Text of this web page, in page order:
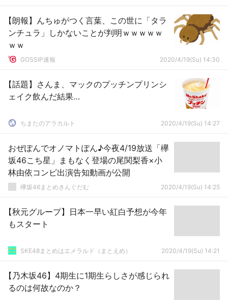
【朗報】んちゅがつく言葉、この世に「タラ
ンチュラ」しかないことが判明ｗｗｗｗｗ
ｗｗ
GOSSIP速報 2020/4/19(Su) 14:30
【話題】さんま、マックのプッチンプリンシ
ェイク飲んだ結果…
ちまたのアラカルト 2020/4/19(Su) 14:27
おぜぽんでオノマトぽん♪今夜4/19放送「欅
坂46こち星」まもなく登場の尾関梨香×小
林由依コンビ出演告知動画が公開
欅坂46まとめきんぐだむ 2020/4/19(Su) 14:25
【秋元グループ】日本一早い紅白予想が今年
もスタート
SKE48まとめはエメラルド（まとえめ） 2020/4/19(Su) 14:21
【乃木坂46】4期生に1期生らしさが感じられ
るのは何故なのか？